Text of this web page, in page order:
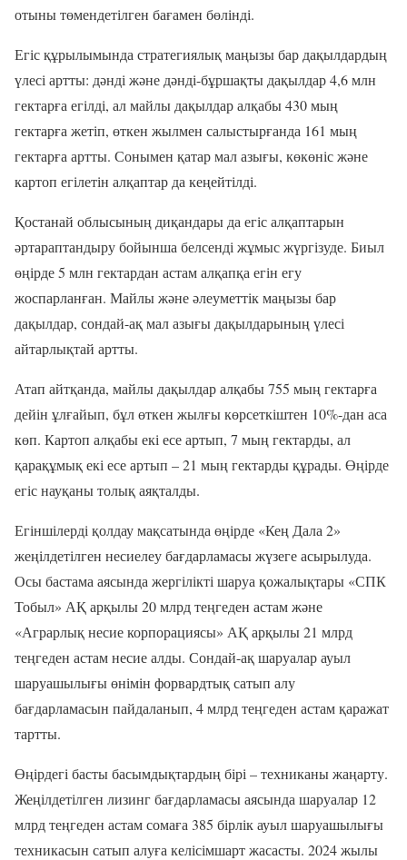
отыны төмендетілген бағамен бөлінді.
Егіс құрылымында стратегиялық маңызы бар дақылдардың
үлесі артты: дәнді және дәнді-бұршақты дақылдар 4,6 млн
гектарға егілді, ал майлы дақылдар алқабы 430 мың
гектарға жетіп, өткен жылмен салыстырғанда 161 мың
гектарға артты. Сонымен қатар мал азығы, көкөніс және
картоп егілетін алқаптар да кеңейтілді.
Қостанай облысының диқандары да егіс алқаптарын
әртараптандыру бойынша белсенді жұмыс жүргізуде. Биыл
өңірде 5 млн гектардан астам алқапқа егін егу
жоспарланған. Майлы және әлеуметтік маңызы бар
дақылдар, сондай-ақ мал азығы дақылдарының үлесі
айтарлықтай артты.
Атап айтқанда, майлы дақылдар алқабы 755 мың гектарға
дейін ұлғайып, бұл өткен жылғы көрсеткіштен 10%-дан аса
көп. Картоп алқабы екі есе артып, 7 мың гектарды, ал
қарақұмық екі есе артып – 21 мың гектарды құрады. Өңірде
егіс науқаны толық аяқталды.
Егіншілерді қолдау мақсатында өңірде «Кең Дала 2»
жеңілдетілген несиелеу бағдарламасы жүзеге асырылуда.
Осы бастама аясында жергілікті шаруа қожалықтары «СПК
Тобыл» АҚ арқылы 20 млрд теңгеден астам және
«Аграрлық несие корпорациясы» АҚ арқылы 21 млрд
теңгеден астам несие алды. Сондай-ақ шаруалар ауыл
шаруашылығы өнімін форвардтық сатып алу
бағдарламасын пайдаланып, 4 млрд теңгеден астам қаражат
тартты.
Өңірдегі басты басымдықтардың бірі – техниканы жаңарту.
Жеңілдетілген лизинг бағдарламасы аясында шаруалар 12
млрд теңгеден астам сомаға 385 бірлік ауыл шаруашылығы
техникасын сатып алуға келісімшарт жасасты. 2024 жылы